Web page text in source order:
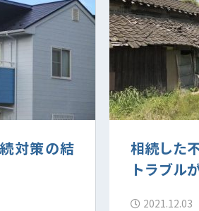
対策の結
相続した
トラブル
2021.12.03